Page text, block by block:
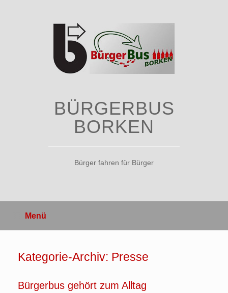
BÜRGERBUS
BORKEN
Bürger fahren für Bürger
Menü
Kategorie-Archiv: Presse
Bürgerbus gehört zum Alltag